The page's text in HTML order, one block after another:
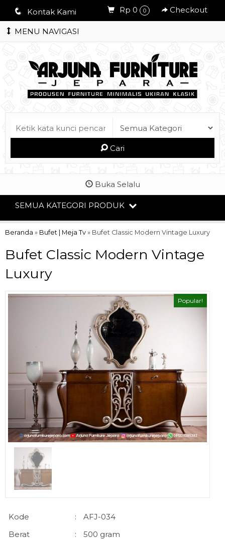
q Kontak Kami Rp 0 0 Checkout
MENU NAVIGASI
Cari
Buka Selalu
SEMUA KATEGORI PRODUK
Beranda » Bufet | Meja Tv » Bufet Classic Modern Vintage Luxury
Bufet Classic Modern Vintage
Luxury
Popular!
Kode :
AFJ-034
Berat
:
500 gram